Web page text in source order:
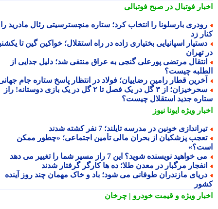
فوتبال در صبح فوتبالی
بارسلونا را انتخاب کرد؛ ستاره منچسترسیتی رئال مادرید را
زد
اسپانیایی بختیاری زاده در راه استقلال؛ خواکین گین تا یکشنبه
تهران
مرتضی پورعلی گنجی به عراق منتفی شد؛ دلیل جدایی از
چیست؟
قطار رامین رضاییان؛ فولاد در انتظار پاسخ ستاره جام جهانی
سحرخیزان؛ از ۳ گل در یک فصل تا ۲ گل در یک بازی دوستانه! راز
جدید استقلال چیست؟
ویژهایونا نیوز
خونین در مدرسه تایلند؛ 7 نفر کشته شدند
پزشکیان از بحران مالی تأمین اجتماعی؛ «چطور ممکن
خواهید نویسنده شوید؟ این 7 راز مسیر شما را تغییر می دهد
مرگبار در معدن طلا؛ ده ها کارگر گرفتار شدند
مازندران طوفانی می شود؛ باد و خاک مهمان چند روز آینده
ویژهو قیمت خودرو | چرخان